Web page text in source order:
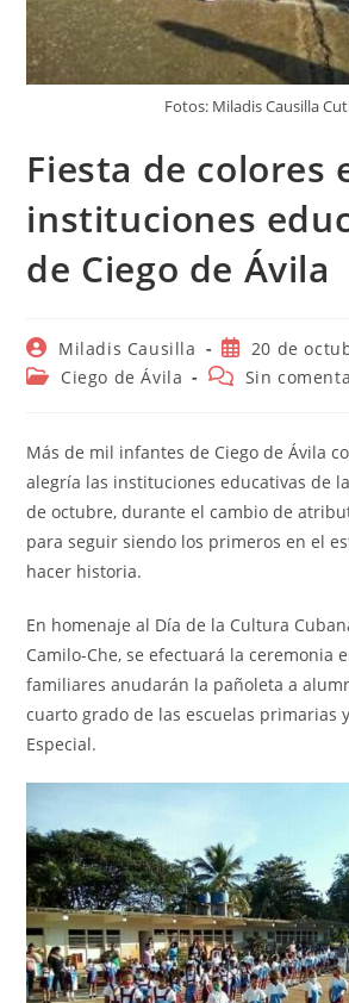
Fotos: Miladis Causilla
Fiesta de colores
instituciones
de Ciego de Ávila
Autor
de
la
Miladis Causilla
Publicación
de
la
20 de
Categoría
entrada:
Ciego de Ávila
Comentarios
entrada:
Sin
Más de mil infantes de Ciego de Ávila
alegría las instituciones educativas de
de octubre, durante el cambio de
para seguir siendo los primeros en el
hacer historia.
En homenaje al Día de la Cultura
Camilo-Che, se efectuará la ceremonia
familiares anudarán la pañoleta a
cuarto grado de las escuelas primarias
Especial.